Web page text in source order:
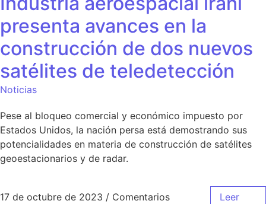
presenta avances en la
construcción de dos nuevos
satélites de teledetección
Noticias
Pese al bloqueo comercial y económico impuesto por
Estados Unidos, la nación persa está demostrando sus
potencialidades en materia de construcción de satélites
geoestacionarios y de radar.
17 de octubre de 2023 / Comentarios
Leer